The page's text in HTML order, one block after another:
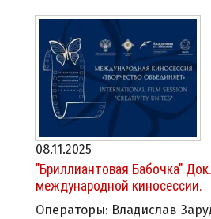
08.11.2025
"Бриллиантовая Бабочка"
международной киносессии.
Операторы: Владислав